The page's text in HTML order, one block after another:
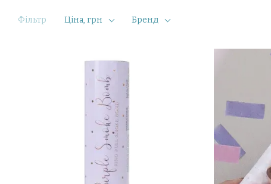
Фільтр Ціна, грн Бренд